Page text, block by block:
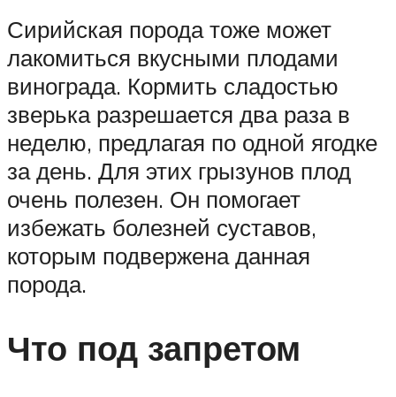
Сирийская порода тоже может
лакомиться вкусными плодами
винограда. Кормить сладостью
зверька разрешается два раза в
неделю, предлагая по одной ягодке
за день. Для этих грызунов плод
очень полезен. Он помогает
избежать болезней суставов,
которым подвержена данная
порода.
Что под запретом